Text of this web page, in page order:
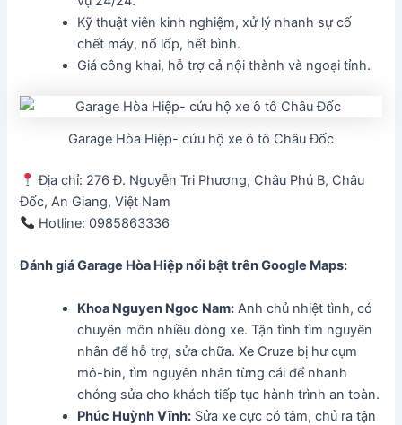
Kỹ thuật viên kinh nghiệm, xử lý nhanh sự cố
chết máy, nổ lốp, hết bình.
Giá công khai, hỗ trợ cả nội thành và ngoại tỉnh.
Garage Hòa Hiệp- cứu hộ xe ô tô Châu Đốc
Địa chỉ: 276 Đ. Nguyễn Tri Phương, Châu Phú B, Châu
Đốc, An Giang, Việt Nam
Hotline: 0985863336
Đánh giá Garage Hòa Hiệpnổi bật trên Google Maps:
Khoa Nguyen Ngoc Nam: Anh chủ nhiệt tình, có
chuyên môn nhiều dòng xe. Tận tình tìm nguyên
nhân để hỗ trợ, sửa chữa. Xe Cruze bị hư cụm
mô-bin, tìm nguyên nhân từng cái để nhanh
chóng sửa cho khách tiếp tục hành trình an toàn.
Phúc Huỳnh Vĩnh: Sửa xe cực có tâm, chủ ra tận